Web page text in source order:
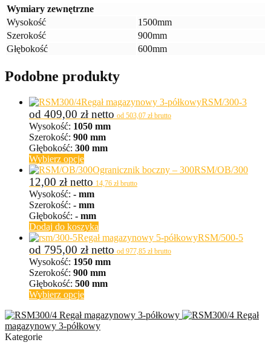
Wymiary zewnętrzne
Wysokość
1500mm
Szerokość
900mm
Głębokość
600mm
Podobne produkty
Regał magazynowy 3-półkowyRSM/300-3
od 409,00 złnetto od 503,07 złbrutto
Wysokość: 1050 mm
Szerokość: 900 mm
Głębokość: 300 mm
Wybierz opcjeTen
produkt
ma
wiele
wariantów.
Opcje
można
wybrać
na
stronie
produktu
Ogranicznik boczny – 300RSM/OB/300
12,00 złnetto 14,76 złbrutto
Wysokość: - mm
Szerokość: - mm
Głębokość: - mm
Dodaj do koszyka
Regał magazynowy 5-półkowyRSM/500-5
od 795,00 złnetto od 977,85 złbrutto
Wysokość: 1950 mm
Szerokość: 900 mm
Głębokość: 500 mm
Wybierz opcjeTen
ma
wiele
Regał magazynowy 3-półkowy
Regał
magazynowy 3-półkowy
Kategorie